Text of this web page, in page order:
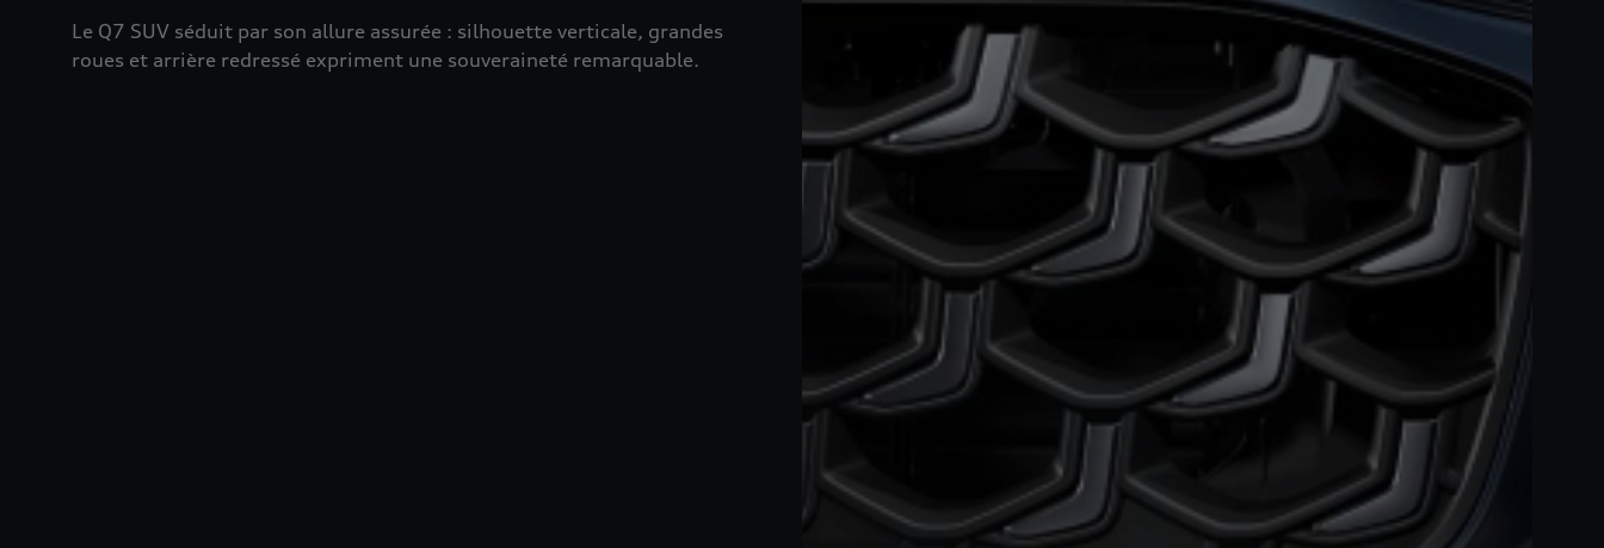
Le Q7 SUV séduit par son allure assurée : silhouette verticale, grandes
roues et arrière redressé expriment une souveraineté remarquable.